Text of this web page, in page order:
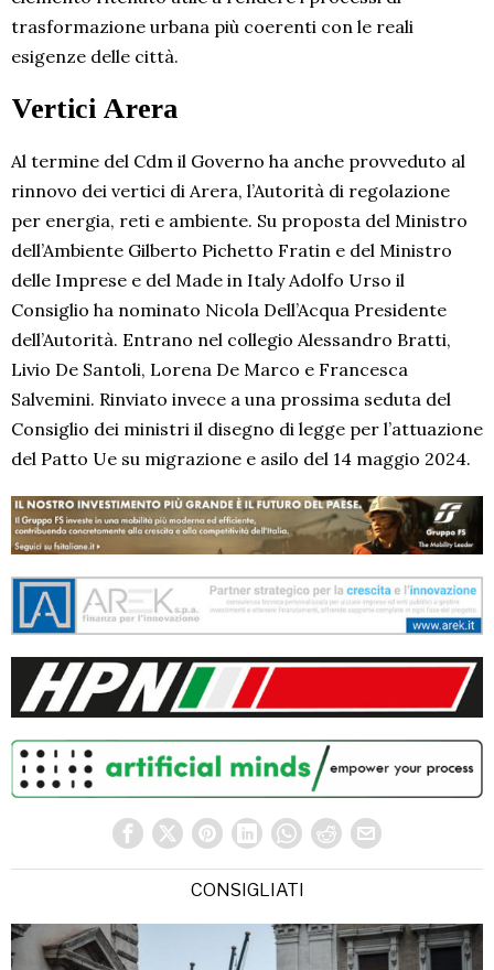
trasformazione urbana più coerenti con le reali
esigenze delle città.
Vertici Arera
Al termine del Cdm il Governo ha anche provveduto al
rinnovo dei vertici di Arera, l’Autorità di regolazione
per energia, reti e ambiente. Su proposta del Ministro
dell’Ambiente Gilberto Pichetto Fratin e del Ministro
delle Imprese e del Made in Italy Adolfo Urso il
Consiglio ha nominato Nicola Dell’Acqua Presidente
dell’Autorità. Entrano nel collegio Alessandro Bratti,
Livio De Santoli, Lorena De Marco e Francesca
Salvemini. Rinviato invece a una prossima seduta del
Consiglio dei ministri il disegno di legge per l’attuazione
del Patto Ue su migrazione e asilo del 14 maggio 2024.
CONSIGLIATI